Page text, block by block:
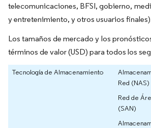
telecomunicaciones, BFSI, gobierno,
y entretenimiento, y otros usuarios
Los tamaños de mercado y los
términos de valor (USD) para todos los
Tecnología de Almacenamiento
Red (NAS)
Red de
(SAN)